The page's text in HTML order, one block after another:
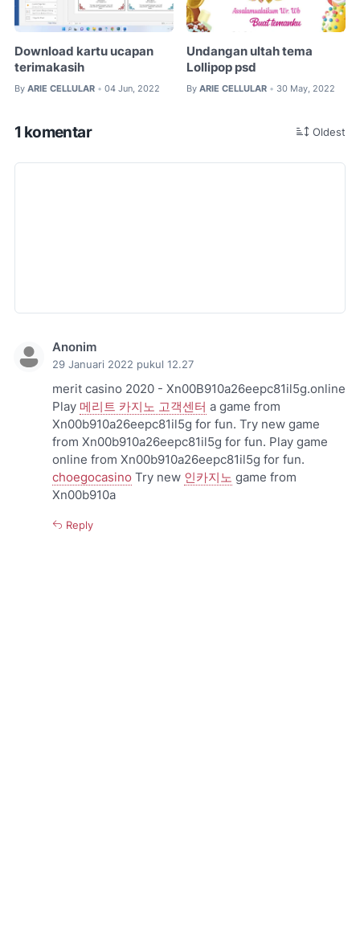
Download kartu ucapan
terimakasih
By ARIE CELLULAR • 04 Jun, 2022
Undangan ultah tema
Lollipop psd
By ARIE CELLULAR • 30 May, 2022
1 komentar Oldest
Anonim
29 Januari 2022 pukul 12.27
merit casino 2020 - Xn00B910a26eepc81il5g.online
Play 메리트 카지노 고객센터 a game from
Xn00b910a26eepc81il5g for fun. Try new game
from Xn00b910a26eepc81il5g for fun. Play game
online from Xn00b910a26eepc81il5g for fun.
choegocasino Try new 인카지노 game from
Xn00b910a
Reply